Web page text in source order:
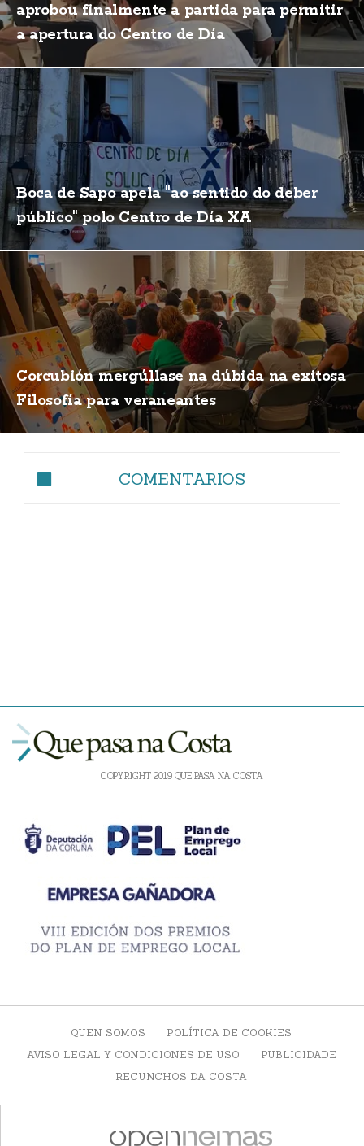
aprobou finalmente a partida para permitir
a apertura do Centro de Día
Boca de Sapo apela "ao sentido do deber
público" polo Centro de Día XA
Corcubión mergúllase na dúbida na exitosa
Filosofía para veraneantes
COMENTARIOS
COPYRIGHT 2019 QUE PASA NA COSTA
QUEN SOMOS
POLÍTICA DE COOKIES
AVISO LEGAL Y CONDICIONES DE USO
PUBLICIDADE
RECUNCHOS DA COSTA